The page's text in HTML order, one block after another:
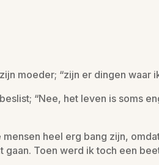
moeder; “zijn er dingen waar
“Nee, het leven is soms
heel erg bang zijn,
gaan. Toen werd ik toch een